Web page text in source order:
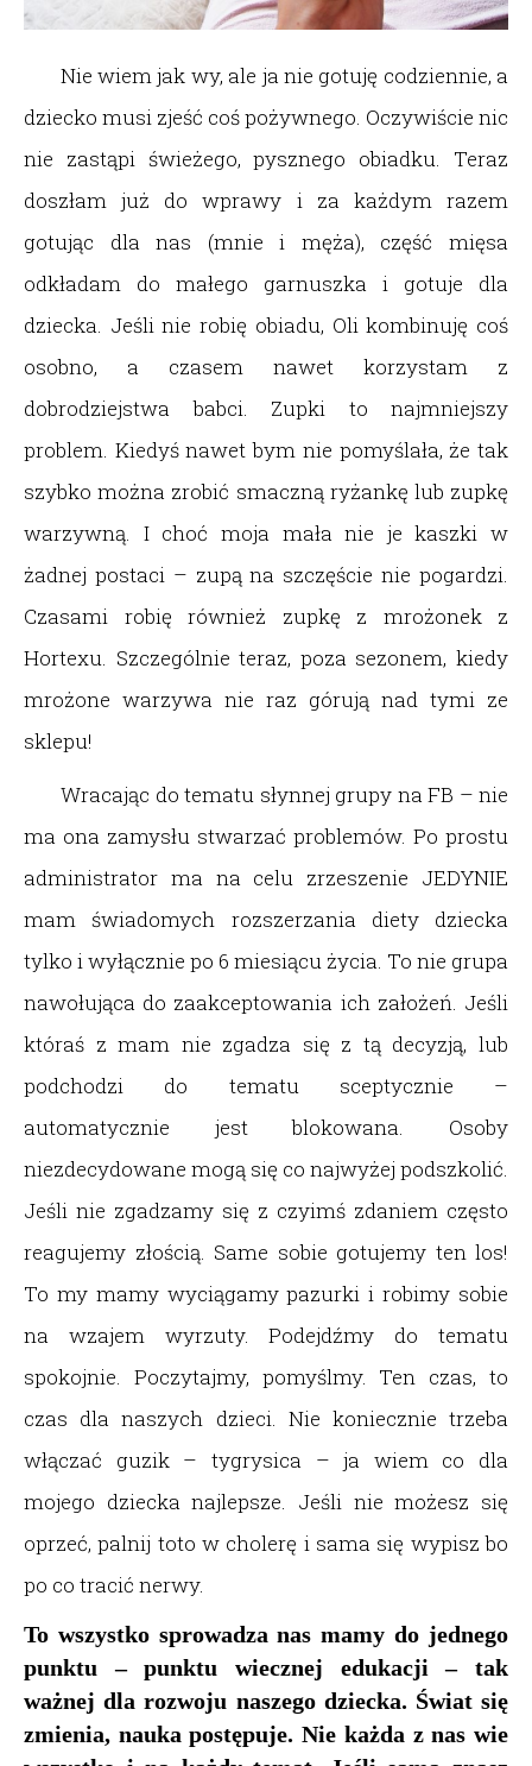
Nie wiem jak wy, ale ja nie gotuję codziennie, a
dziecko musi zjeść coś pożywnego. Oczywiście nic
nie zastąpi świeżego, pysznego obiadku. Teraz
doszłam już do wprawy i za każdym razem
gotując dla nas (mnie i męża), część mięsa
odkładam do małego garnuszka i gotuje dla
dziecka. Jeśli nie robię obiadu, Oli kombinuję coś
osobno, a czasem nawet korzystam z
dobrodziejstwa babci. Zupki to najmniejszy
problem. Kiedyś nawet bym nie pomyślała, że tak
szybko można zrobić smaczną ryżankę lub zupkę
warzywną. I choć moja mała nie je kaszki w
żadnej postaci – zupą na szczęście nie pogardzi.
Czasami robię również zupkę z mrożonek z
Hortexu. Szczególnie teraz, poza sezonem, kiedy
mrożone warzywa nie raz górują nad tymi ze
sklepu!
Wracając do tematu słynnej grupy na FB – nie
ma ona zamysłu stwarzać problemów. Po prostu
administrator ma na celu zrzeszenie JEDYNIE
mam świadomych rozszerzania diety dziecka
tylko i wyłącznie po 6 miesiącu życia. To nie grupa
nawołująca do zaakceptowania ich założeń. Jeśli
któraś z mam nie zgadza się z tą decyzją, lub
podchodzi do tematu sceptycznie –
automatycznie jest blokowana. Osoby
niezdecydowane mogą się co najwyżej podszkolić.
Jeśli nie zgadzamy się z czyimś zdaniem często
reagujemy złością. Same sobie gotujemy ten los!
To my mamy wyciągamy pazurki i robimy sobie
na wzajem wyrzuty. Podejdźmy do tematu
spokojnie. Poczytajmy, pomyślmy. Ten czas, to
czas dla naszych dzieci. Nie koniecznie trzeba
włączać guzik – tygrysica – ja wiem co dla
mojego dziecka najlepsze. Jeśli nie możesz się
oprzeć, palnij toto w cholerę i sama się wypisz bo
po co tracić nerwy.
To wszystko sprowadza nas mamy do jednego
punktu – punktu wiecznej edukacji – tak
ważnej dla rozwoju naszego dziecka. Świat się
zmienia, nauka postępuje. Nie każda z nas wie